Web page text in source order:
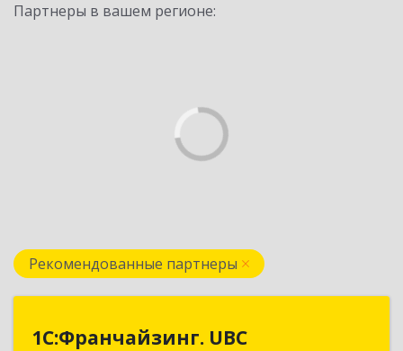
Партнеры в вашем регионе:
Рекомендованные партнеры
1С:Франчайзинг. UBC